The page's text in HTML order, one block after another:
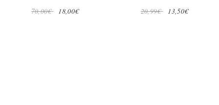
70,00€ 18,00€ 20,99€ 13,50€